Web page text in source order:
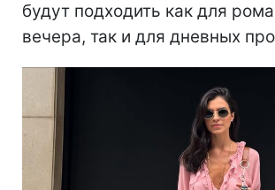
будут подходить как для
вечера, так и для дневных